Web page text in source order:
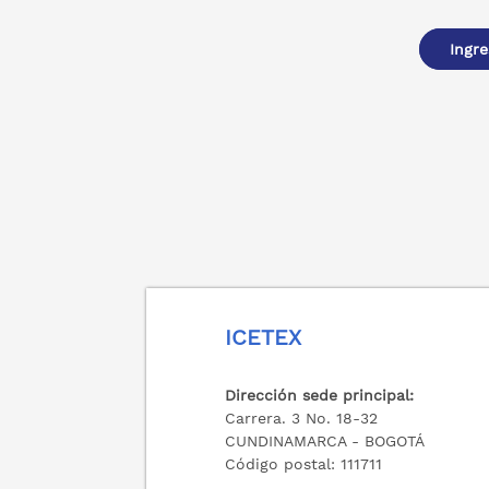
ICETEX
Dirección sede principal:
Carrera. 3 No. 18-32
CUNDINAMARCA - BOGOTÁ
Código postal: 111711